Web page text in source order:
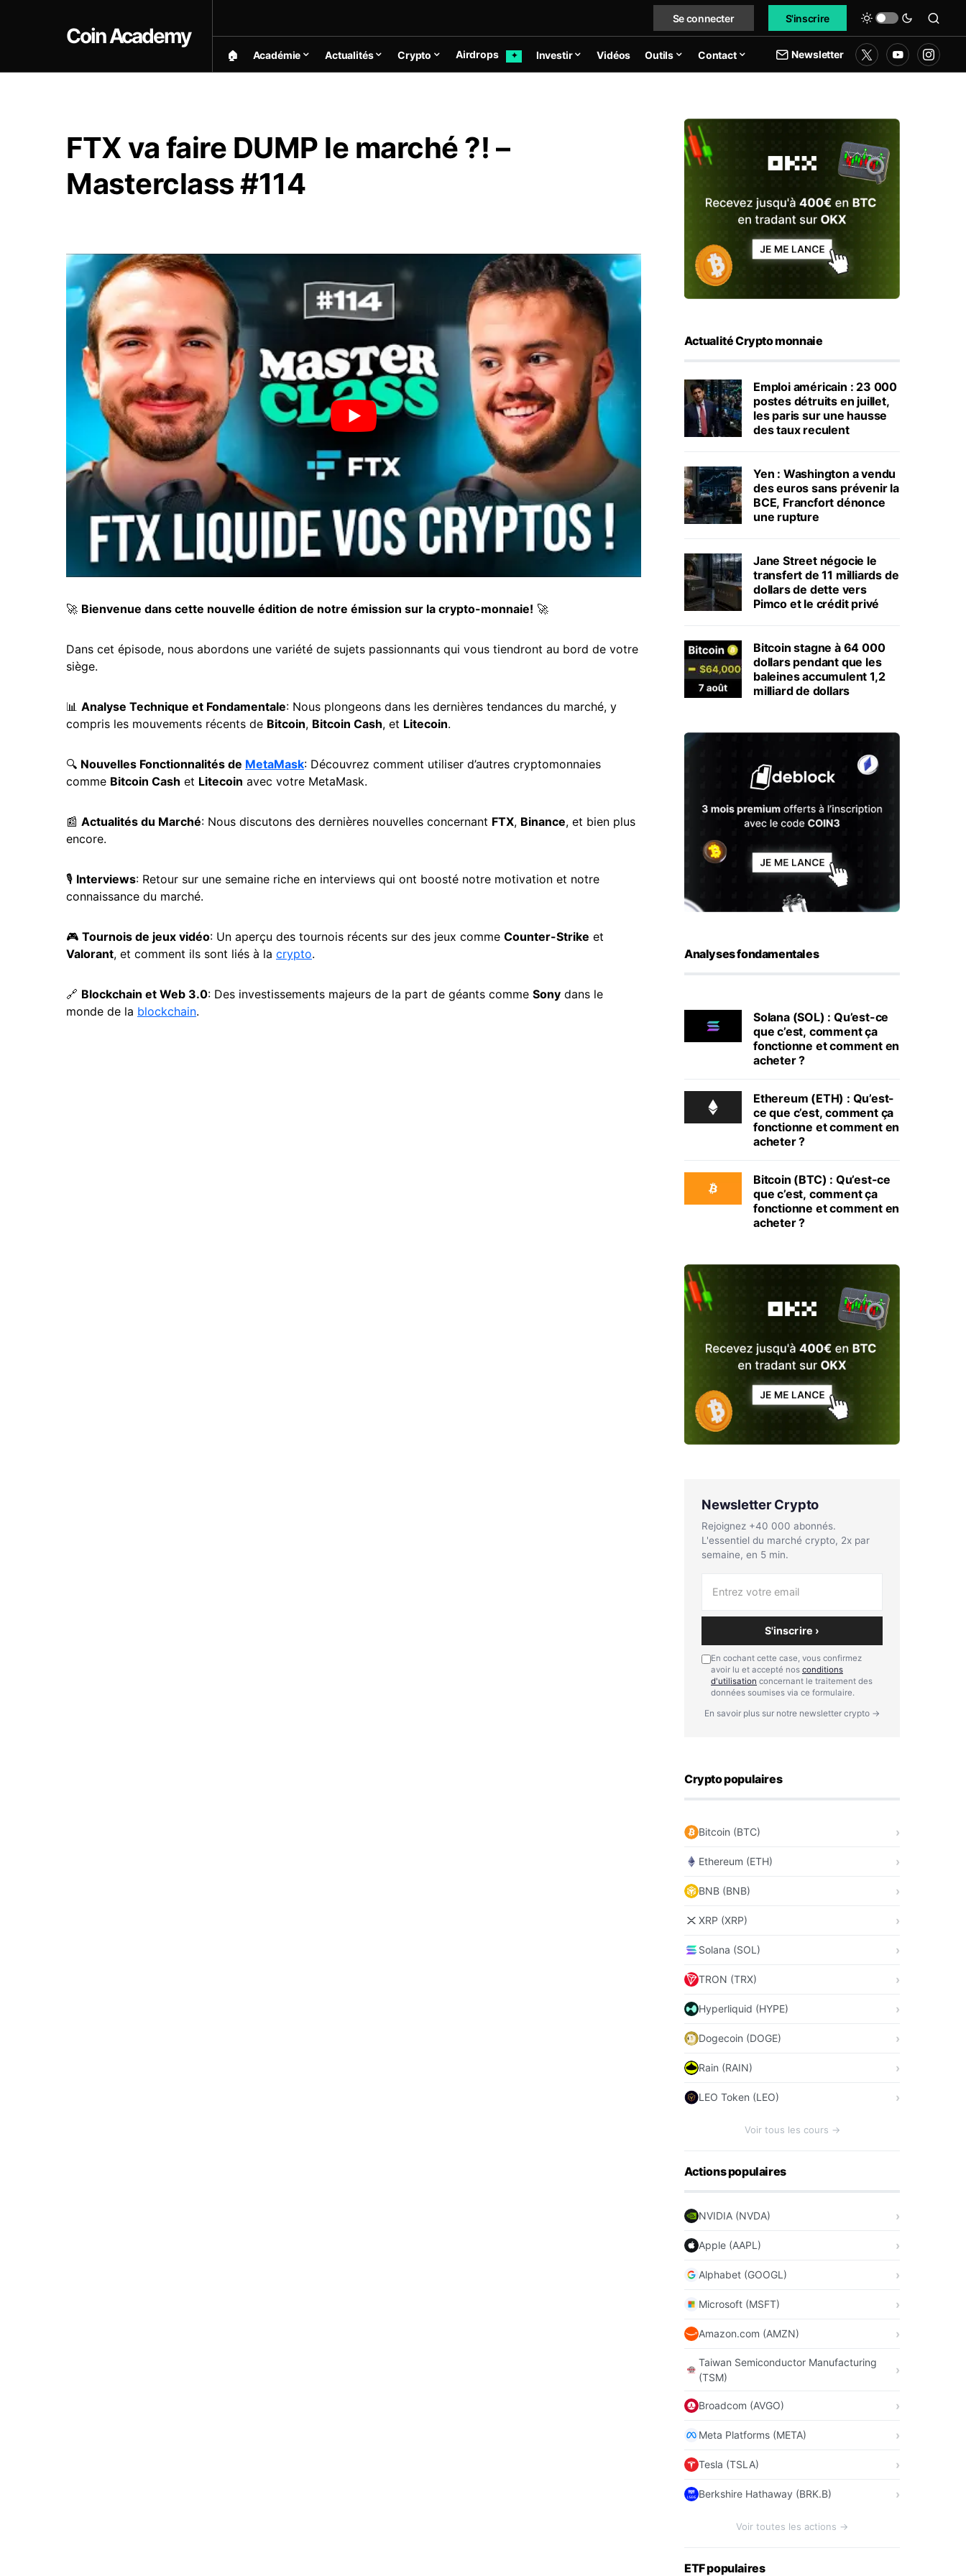
Coin Academy
Se connecter S'inscrire
🏠︎ Académie Actualités Crypto Airdrops ✦ Investir Vidéos Outils Contact Newsletter
FTX va faire DUMP le marché ?! –
Masterclass #114
🚀 Bienvenue dans cette nouvelle édition de notre émission sur la crypto-monnaie! 🚀
Dans cet épisode, nous abordons une variété de sujets passionnants qui vous tiendront au bord de votre
siège.
📊 Analyse Technique et Fondamentale: Nous plongeons dans les dernières tendances du marché, y
compris les mouvements récents de Bitcoin, Bitcoin Cash, et Litecoin.
🔍 Nouvelles Fonctionnalités de MetaMask: Découvrez comment utiliser d’autres cryptomonnaies
comme Bitcoin Cash et Litecoin avec votre MetaMask.
📰 Actualités du Marché: Nous discutons des dernières nouvelles concernant FTX, Binance, et bien plus
encore.
🎙️ Interviews: Retour sur une semaine riche en interviews qui ont boosté notre motivation et notre
connaissance du marché.
🎮 Tournois de jeux vidéo: Un aperçu des tournois récents sur des jeux comme Counter-Strike et
Valorant, et comment ils sont liés à la crypto.
🔗 Blockchain et Web 3.0: Des investissements majeurs de la part de géants comme Sony dans le
monde de la blockchain.
Actualité Crypto monnaie
Emploi américain : 23 000
postes détruits en juillet,
les paris sur une hausse
des taux reculent
Yen : Washington a vendu
des euros sans prévenir la
BCE, Francfort dénonce
une rupture
Jane Street négocie le
transfert de 11 milliards de
dollars de dette vers
Pimco et le crédit privé
Bitcoin stagne à 64 000
dollars pendant que les
baleines accumulent 1,2
milliard de dollars
Analyses fondamentales
Solana (SOL) : Qu’est-ce
que c’est, comment ça
fonctionne et comment en
acheter ?
Ethereum (ETH) : Qu’est-
ce que c’est, comment ça
fonctionne et comment en
acheter ?
Bitcoin (BTC) : Qu’est-ce
que c’est, comment ça
fonctionne et comment en
acheter ?
Newsletter Crypto
Rejoignez +40 000 abonnés.
L'essentiel du marché crypto, 2x par
semaine, en 5 min.
S'inscrire ›
En cochant cette case, vous confirmez
avoir lu et accepté nos conditions
d'utilisation concernant le traitement des
données soumises via ce formulaire.
En savoir plus sur notre newsletter crypto →
Crypto populaires
Bitcoin (BTC)
Ethereum (ETH)
BNB (BNB)
XRP (XRP)
Solana (SOL)
TRON (TRX)
Hyperliquid (HYPE)
Dogecoin (DOGE)
Rain (RAIN)
LEO Token (LEO)
Voir tous les cours →
Actions populaires
NVIDIA (NVDA)
Apple (AAPL)
Alphabet (GOOGL)
Microsoft (MSFT)
Amazon.com (AMZN)
Taiwan Semiconductor Manufacturing
(TSM)
Broadcom (AVGO)
Meta Platforms (META)
Tesla (TSLA)
Berkshire Hathaway (BRK.B)
Voir toutes les actions →
ETF populaires